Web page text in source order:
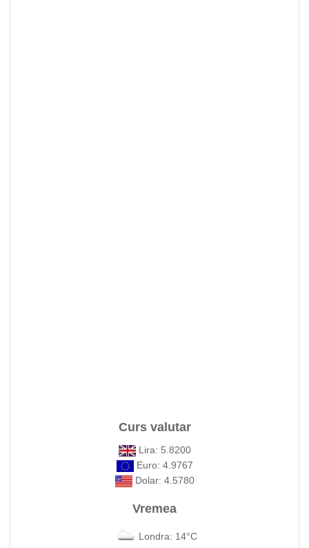
Curs valutar
Lira: 5.8200
Euro: 4.9767
Dolar: 4.5780
Vremea
Londra: 14°C